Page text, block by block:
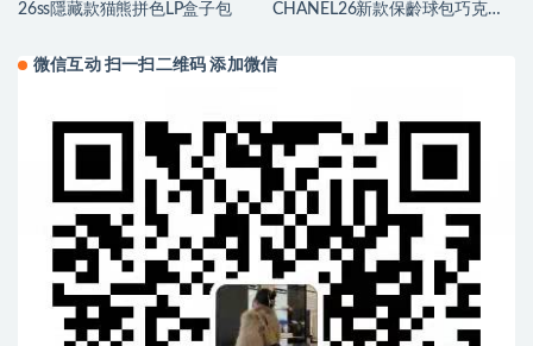
26ss隱藏款猫熊拼色LP盒子包
CHANEL26新款保齡球包巧克力
微信互动 扫一扫二维码 添加微信